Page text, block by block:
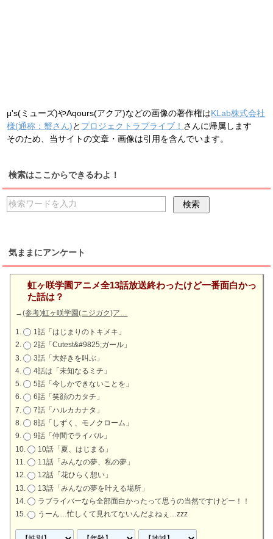
μ's(ミューズ)やAqours(アクア)などの画像の著作権はKLab株式会社
様(通称：蟹さん)と プロジェクトラブライブ！ さんに帰属します
そのため、当サイトの文章・画像は引用を含んでいます。
検索はここからできるわよ！
気ままにアンケート
虹ヶ咲学園アニメ全13話放送終わったけど一番面白かっ
た話は？
→(参考)虹ヶ咲学園(ニジガク)ア…
1話「はじまりのトキメキ」
2話「Cutest&#9825;ガール」
3話「大好きを叫ぶ」
4話は「未知なるミチ」
5話「今しかできないことを」
6話「笑顔のカタチ」
7話「ハルカカナタ」
8話「しずく、モノクローム」
9話「仲間でライバル」
10話「夏、はじまる」
11話「みんなの夢、私の夢」
12話「花ひらく想い」
13話「みんなの夢を叶える場所」
ラブライバーなら全部面白かったって思うの当然ですけどー！！
うーん…忙しくて見れてないんだよねぇ…zzz